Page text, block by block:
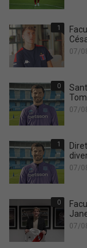
1
07/
0
07/
1
07/
0
07/